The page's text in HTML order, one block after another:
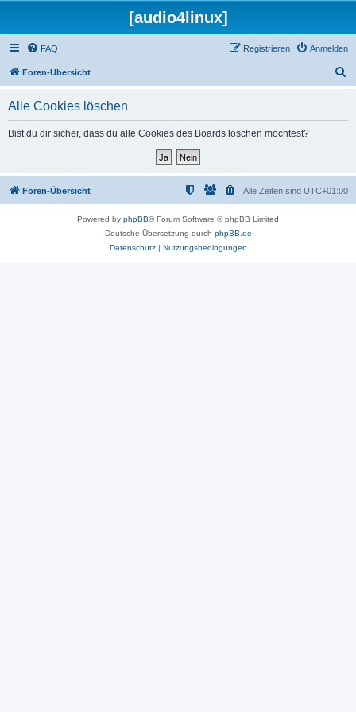
[audio4linux]
FAQ Anmelden
Registrieren
Foren-Übersicht
Alle Cookies löschen
Bist du dir sicher, dass du alle Cookies des Boards löschen möchtest?
Foren-Übersicht Alle Zeiten sind UTC+01:00
Powered by phpBB® Forum Software © phpBB Limited
Deutsche Übersetzung durch phpBB.de
Datenschutz| Nutzungsbedingungen